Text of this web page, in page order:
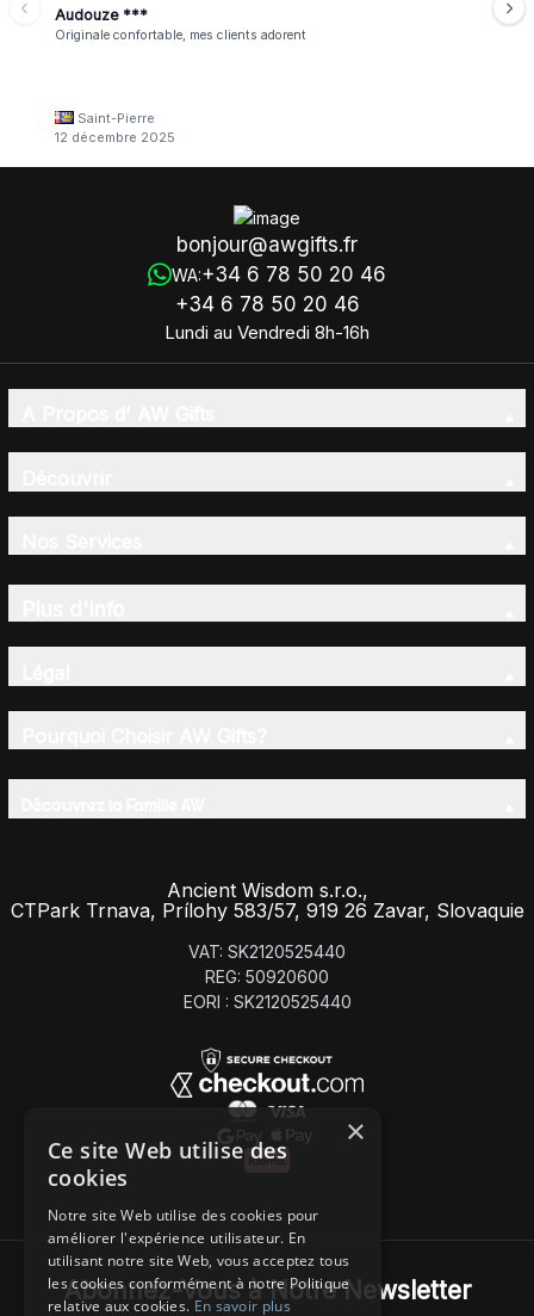
Audouze ***
Originale confortable, mes clients adorent
Saint-Pierre
12 décembre 2025
bonjour@awgifts.fr
WA:+34 6 78 50 20 46
+34 6 78 50 20 46
Lundi au Vendredi 8h-16h
Ancient Wisdom s.r.o.,
CTPark Trnava, Prílohy 583/57, 919 26 Zavar, Slovaquie
VAT: SK2120525440
REG: 50920600
EORI : SK2120525440
Abonnez-Vous à Notre Newsletter
×
Ce site Web utilise des
cookies
Notre site Web utilise des cookies pour
améliorer l'expérience utilisateur. En
utilisant notre site Web, vous acceptez tous
les cookies conformément à notre Politique
relative aux cookies.En savoir plus